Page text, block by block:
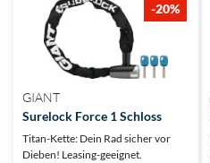
-20%
GIANT
Surelock Force 1 Schloss
Titan-Kette: Dein Rad sicher vor
Dieben! Leasing-geeignet.